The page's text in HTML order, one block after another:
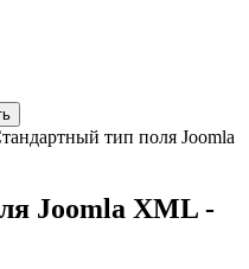
тип поля Joomla
Joomla XML -